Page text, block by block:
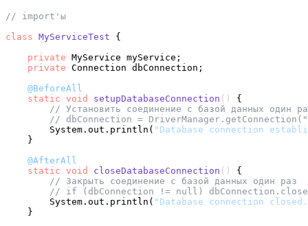
// import'ы
class MyServiceTest {
private MyService myService;
private Connection dbConnection;
@BeforeAll
static void setupDatabaseConnection ()
{
// Установить соединение с базой данных один
// dbConnection =
        System.out.println(
"Database connection
    }
@AfterAll
static void closeDatabaseConnection ()
{
// Закрыть соединение с базой данных один раз
// if (dbConnection != null)
        System.out.println(
"Database connection
    }